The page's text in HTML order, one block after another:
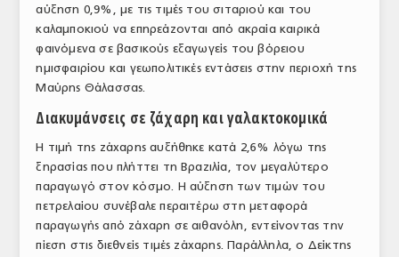
αύξηση 0,9%, με τις τιμές του σιταριού και του
καλαμποκιού να επηρεάζονται από ακραία καιρικά
φαινόμενα σε βασικούς εξαγωγείς του βόρειου
ημισφαιρίου και γεωπολιτικές εντάσεις στην περιοχή της
Μαύρης Θάλασσας.
Διακυμάνσεις σε ζάχαρη και γαλακτοκομικά
Η τιμή της ζάχαρης αυξήθηκε κατά 2,6% λόγω της
ξηρασίας που πλήττει τη Βραζιλία, τον μεγαλύτερο
παραγωγό στον κόσμο. Η αύξηση των τιμών του
πετρελαίου συνέβαλε περαιτέρω στη μεταφορά
παραγωγής από ζάχαρη σε αιθανόλη, εντείνοντας την
πίεση στις διεθνείς τιμές ζάχαρης. Παράλληλα, ο Δείκτης